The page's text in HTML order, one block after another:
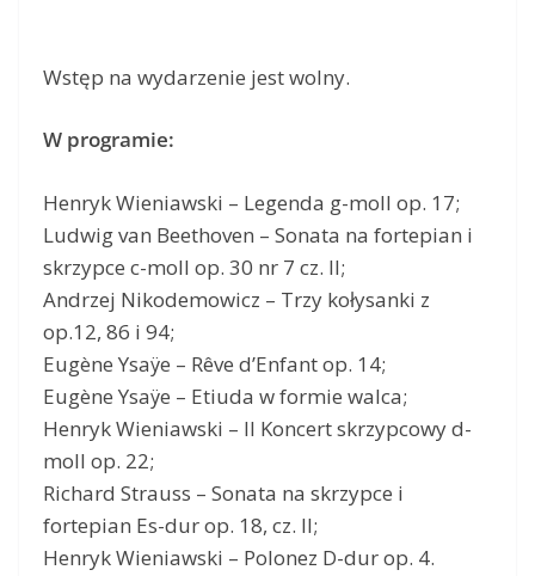
Wstęp na wydarzenie jest wolny.
W programie:
Henryk Wieniawski – Legenda g-moll op. 17;
Ludwig van Beethoven – Sonata na fortepian i
skrzypce c-moll op. 30 nr 7 cz. II;
Andrzej Nikodemowicz – Trzy kołysanki z
op.12, 86 i 94;
Eugène Ysaÿe – Rêve d’Enfant op. 14;
Eugène Ysaÿe – Etiuda w formie walca;
Henryk Wieniawski – II Koncert skrzypcowy d-
moll op. 22;
Richard Strauss – Sonata na skrzypce i
fortepian Es-dur op. 18, cz. II;
Henryk Wieniawski – Polonez D-dur op. 4.